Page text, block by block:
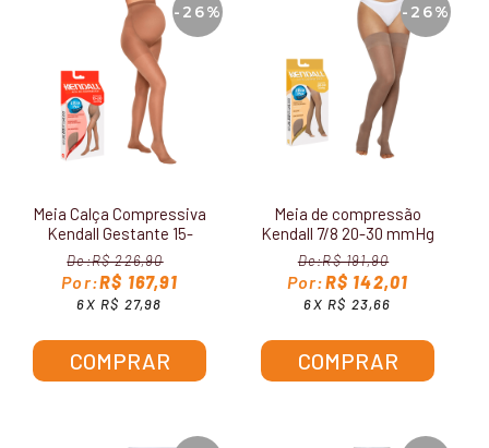
-26%
Meia Calça Compressiva
Kendall Gestante 15-
20mmHg 1653
R$ 226,90
R$ 167,91
6X R$ 27,98
COMPRAR
-26%
Meia de compressão
Kendall 7/8 20-30 mmHg
sem ponteira 1713
R$ 191,90
R$ 142,01
6X R$ 23,66
COMPRAR